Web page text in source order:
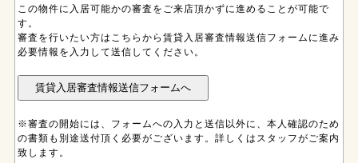
この物件に入居可能かの審査をご来店頂かずに進めることが可能で
す。
審査を行いたい方はこちらから賃貸入居審査情報送信フォームに進み
必要情報を入力して送信してください。
※審査の開始には、フォームへの入力と送信以外に、本人確認のため
の書類も別途送付頂く必要がございます。詳しくはスタッフがご案内
致します。